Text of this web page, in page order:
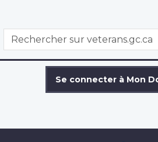
WxT
Search
Rechercher
Se connecter à Mon